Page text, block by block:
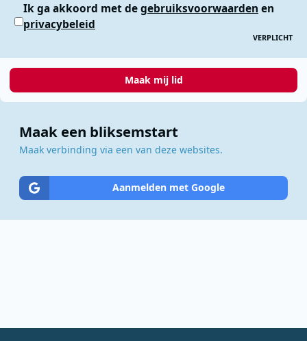
Ik ga akkoord met degebruiksvoorwaarden en
privacybeleid
VERPLICHT
Maak mij lid
Maak een bliksemstart
Maak verbinding via een van deze websites.
Aanmelden met Google